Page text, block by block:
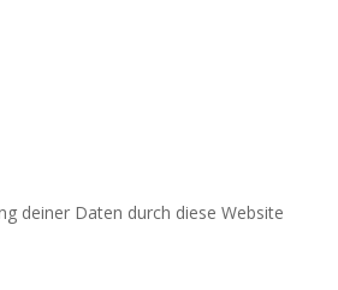
deiner Daten durch diese Website